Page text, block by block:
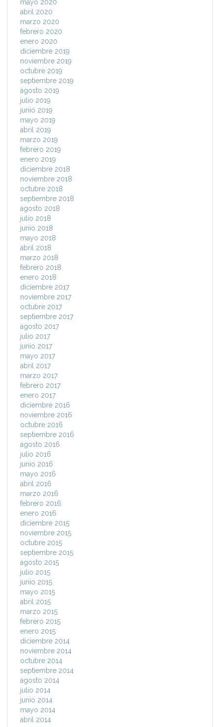
mayo 2020
abril 2020
marzo 2020
febrero 2020
enero 2020
diciembre 2019
noviembre 2019
octubre 2019
septiembre 2019
agosto 2019
julio 2019
junio 2019
mayo 2019
abril 2019
marzo 2019
febrero 2019
enero 2019
diciembre 2018
noviembre 2018
octubre 2018
septiembre 2018
agosto 2018
julio 2018
junio 2018
mayo 2018
abril 2018
marzo 2018
febrero 2018
enero 2018
diciembre 2017
noviembre 2017
octubre 2017
septiembre 2017
agosto 2017
julio 2017
junio 2017
mayo 2017
abril 2017
marzo 2017
febrero 2017
enero 2017
diciembre 2016
noviembre 2016
octubre 2016
septiembre 2016
agosto 2016
julio 2016
junio 2016
mayo 2016
abril 2016
marzo 2016
febrero 2016
enero 2016
diciembre 2015
noviembre 2015
octubre 2015
septiembre 2015
agosto 2015
julio 2015
junio 2015
mayo 2015
abril 2015
marzo 2015
febrero 2015
enero 2015
diciembre 2014
noviembre 2014
octubre 2014
septiembre 2014
agosto 2014
julio 2014
junio 2014
mayo 2014
abril 2014